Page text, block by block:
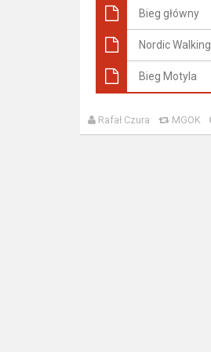
Bieg główny
Nordic Walking
Bieg Motyla
Rafał Czura MGOK